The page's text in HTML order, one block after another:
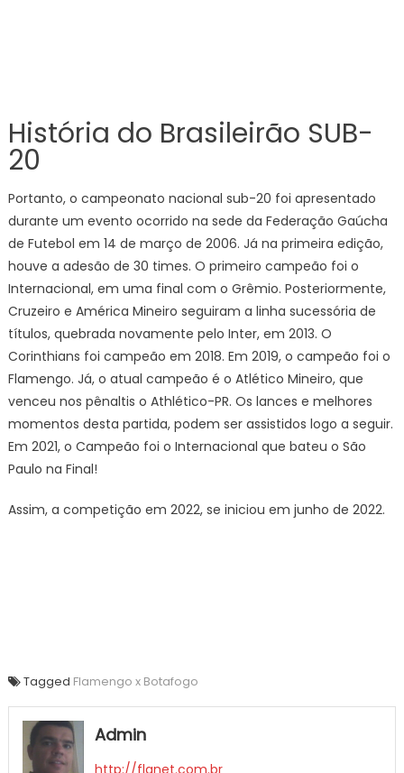
História do Brasileirão SUB-
20
Portanto, o campeonato nacional sub-20 foi apresentado
durante um evento ocorrido na sede da Federação Gaúcha
de Futebol em 14 de março de 2006. Já na primeira edição,
houve a adesão de 30 times. O primeiro campeão foi o
Internacional, em uma final com o Grêmio. Posteriormente,
Cruzeiro e América Mineiro seguiram a linha sucessória de
títulos, quebrada novamente pelo Inter, em 2013. O
Corinthians foi campeão em 2018. Em 2019, o campeão foi o
Flamengo. Já, o atual campeão é o Atlético Mineiro, que
venceu nos pênaltis o Athlético-PR. Os lances e melhores
momentos desta partida, podem ser assistidos logo a seguir.
Em 2021, o Campeão foi o Internacional que bateu o São
Paulo na Final!
Assim, a competição em 2022, se iniciou em junho de 2022.
Tagged Flamengo x Botafogo
Admin
http://flanet.com.br